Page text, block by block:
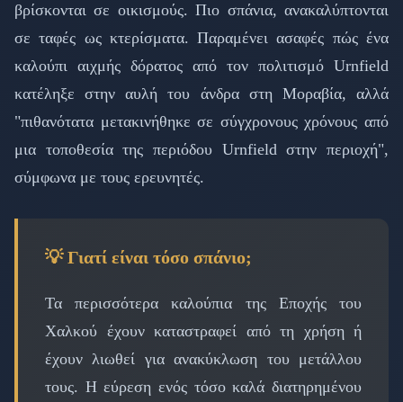
βρίσκονται σε οικισμούς. Πιο σπάνια, ανακαλύπτονται
σε ταφές ως κτερίσματα. Παραμένει ασαφές πώς ένα
καλούπι αιχμής δόρατος από τον πολιτισμό Urnfield
κατέληξε στην αυλή του άνδρα στη Μοραβία, αλλά
"πιθανότατα μετακινήθηκε σε σύγχρονους χρόνους από
μια τοποθεσία της περιόδου Urnfield στην περιοχή",
σύμφωνα με τους ερευνητές.
💡 Γιατί είναι τόσο σπάνιο;
Τα περισσότερα καλούπια της Εποχής του
Χαλκού έχουν καταστραφεί από τη χρήση ή
έχουν λιωθεί για ανακύκλωση του μετάλλου
τους. Η εύρεση ενός τόσο καλά διατηρημένου